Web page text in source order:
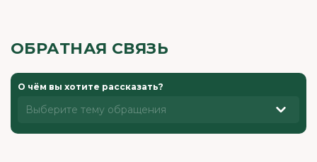
ОБРАТНАЯ СВЯЗЬ
О чём вы хотите рассказать?
Выберите тему обращения